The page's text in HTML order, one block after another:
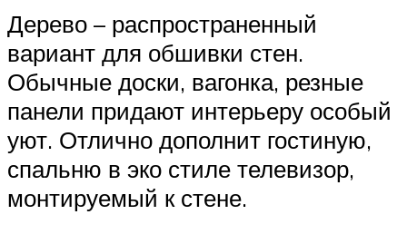
Дерево – распространенный
вариант для обшивки стен.
Обычные доски, вагонка, резные
панели придают интерьеру особый
уют. Отлично дополнит гостиную,
спальню в эко стиле телевизор,
монтируемый к стене.